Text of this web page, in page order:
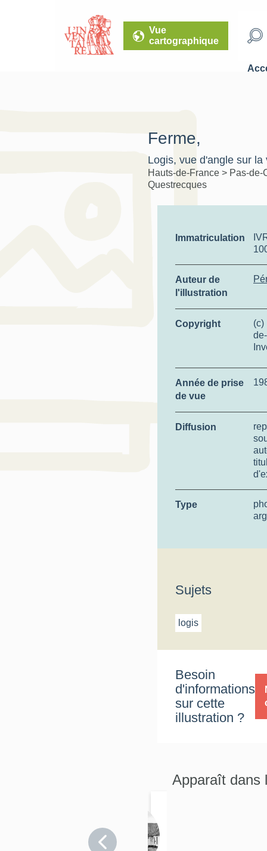
Vue
cartographique
Ferme,
Logis, vue d'angle sur la
Hauts-de-France > Pas-
Questrecques
Immatriculation
Auteur de
l'illustration
Copyright
(c)
Année de prise
de vue
Diffusion
Type
Sujets
logis
Besoin
d'informations
sur cette
illustration ?
Apparaît dans